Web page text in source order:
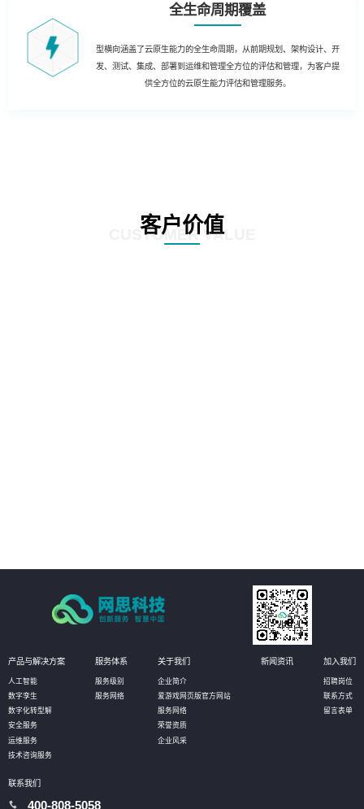
全生命周期覆盖
型横向涵盖了云原生能力的全生命周期，从前期规划、架构设计、开
发、测试、集成、部署到运维和管理全方位的评估和管理，为客户提
供全方位的云原生能力评估和管理服务。
客户价值
CUSTOMER VALUE
产品与解决方案
人工智能
数字孪生
数字化转型解
安全服务
运维服务
技术咨询服务
服务体系
服务级别
服务网络
关于我们
企业简介
爱游戏网页版官方网站
服务网络
荣誉资质
企业风采
新闻资讯 加入我们
招聘岗位
联系方式
留言表单
联系我们
400-808-5058